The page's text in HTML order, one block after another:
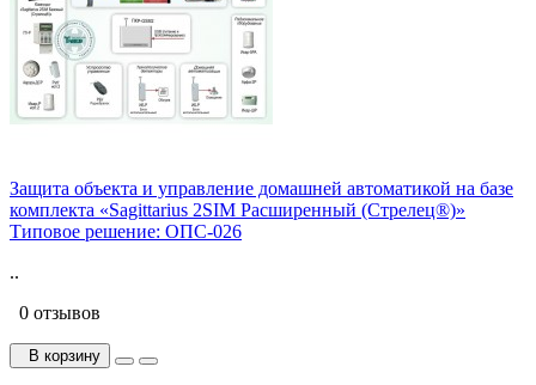
Защита объекта и управление домашней автоматикой на базе
комплекта «Sagittarius 2SIM Расширенный (Стрелец®)»
Типовое решение: ОПС-026
..
0 отзывов
В корзину